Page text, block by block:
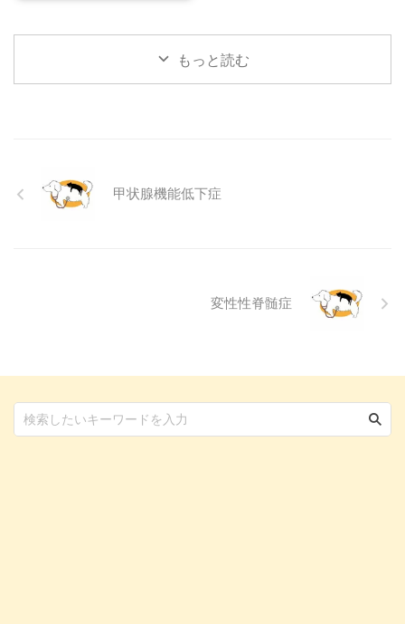
ニ ...
る ...
る目の病気ですが、原因や症状は
さまざまです。 この記事では、
に動物病院に行くべきかどうかの
判断基準や、病院での治療内容に
もっと読む
甲状腺機能低下症
変性性脊髄症